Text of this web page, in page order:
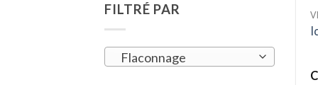
FILTRÉ PAR
Flaconnage